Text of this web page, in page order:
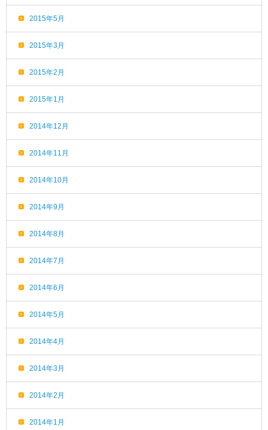
2015年5月
2015年3月
2015年2月
2015年1月
2014年12月
2014年11月
2014年10月
2014年9月
2014年8月
2014年7月
2014年6月
2014年5月
2014年4月
2014年3月
2014年2月
2014年1月